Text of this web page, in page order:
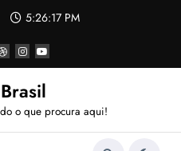
5:26:18 PM
o que procura aqui!